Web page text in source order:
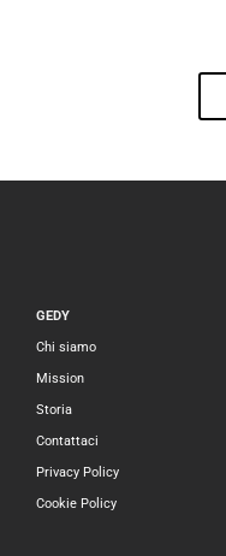
GEDY
Chi siamo
Mission
Storia
Contattaci
Privacy Policy
Cookie Policy